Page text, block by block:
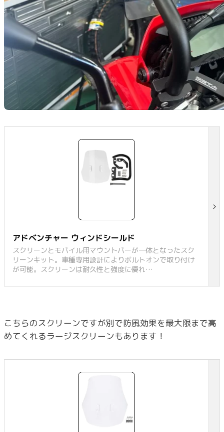
アドベンチャー ウィンドシールド
スクリーンとモバイル用マウントバーが一体となったスク
リーンキット。車種専用設計によりボルトオンで取り付け
が可能。スクリーンは耐久性と強度に優れ…
こちらのスクリーンですが別で防風効果を最大限まで高
めてくれるラージスクリーンもあります！